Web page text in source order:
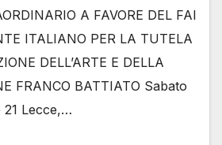
A FAVORE DEL FAI
ITALIANO PER LA TUTELA
DELL’ARTE E DELLA
FRANCO BATTIATO Sabato
Lecce,…